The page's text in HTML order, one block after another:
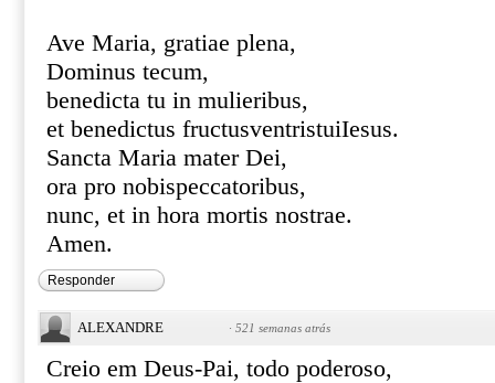
Ave Maria, gratiae plena,
Dominus tecum,
benedicta tu in mulieribus,
et benedictus fructusventristuiIesus.
Sancta Maria mater Dei,
ora pro nobispeccatoribus,
nunc, et in hora mortis nostrae.
Amen.
Responder
ALEXANDRE · 521 semanas atrás
Creio em Deus-Pai, todo poderoso,